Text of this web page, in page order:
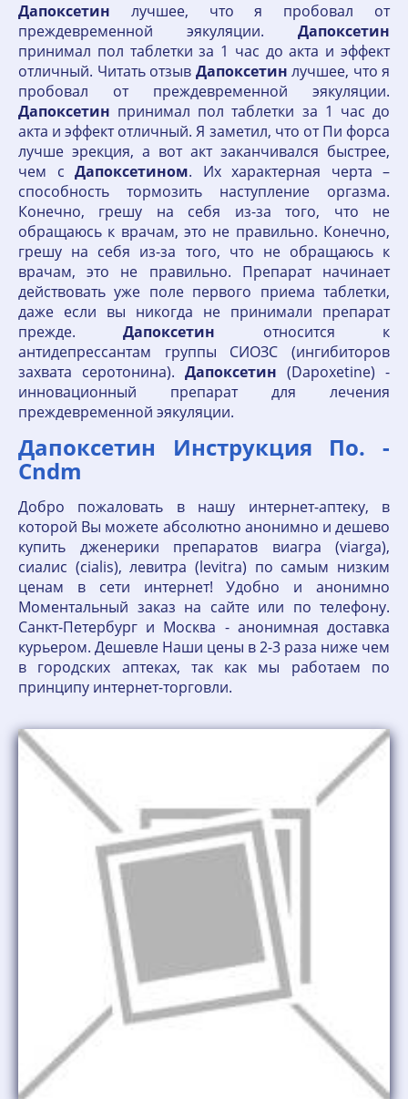
Дапоксетин лучшее, что я пробовал от
преждевременной эякуляции. Дапоксетин
принимал пол таблетки за 1 час до акта и эффект
отличный. Читать отзыв Дапоксетин лучшее, что я
пробовал от преждевременной эякуляции.
Дапоксетин принимал пол таблетки за 1 час до
акта и эффект отличный. Я заметил, что от Пи форса
лучше эрекция, а вот акт заканчивался быстрее,
чем с Дапоксетином. Их характерная черта –
способность тормозить наступление оргазма.
Конечно, грешу на себя из-за того, что не
обращаюсь к врачам, это не правильно. Конечно,
грешу на себя из-за того, что не обращаюсь к
врачам, это не правильно. Препарат начинает
действовать уже поле первого приема таблетки,
даже если вы никогда не принимали препарат
прежде.Дапоксетин относится к
антидепрессантам группы СИОЗС (ингибиторов
захвата серотонина). Дапоксетин (Dapoxetine) -
инновационный препарат для лечения
преждевременной эякуляции.
Дапоксетин Инструкция По. -
Cndm
Добро пожаловать в нашу интернет-аптеку, в
которой Вы можете абсолютно анонимно и дешево
купить дженерики препаратов виагра (viarga),
сиалис (cialis), левитра (levitra) по самым низким
ценам в сети интернет! Удобно и анонимно
Моментальный заказ на сайте или по телефону.
Санкт-Петербург и Москва - анонимная доставка
курьером. Дешевле Наши цены в 2-3 раза ниже чем
в городских аптеках, так как мы работаем по
принципу интернет-торговли.